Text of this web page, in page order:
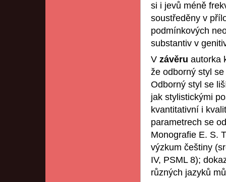
si i jevů méně
soustředěny v
podmínkových
substantiv v
V závěru autorka
že odborný styl
Odborný styl se
jak stylistickými
kvantitativní i
parametrech se
Monografie E. S.
výzkum češtiny
IV, PSML 8);
různých jazyků